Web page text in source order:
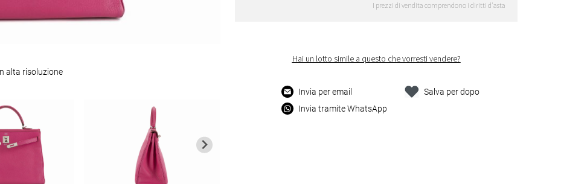
alta risoluzione
I prezzi di vendita comprendono i diritti d'asta
Hai un lotto simile a questo che vorresti vendere?
Invia per email
Invia tramite WhatsApp
Salva per dopo